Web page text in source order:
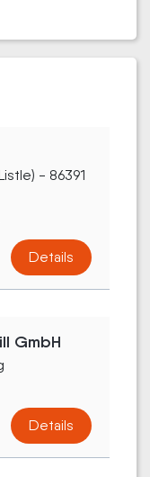
- 86391
Details
GmbH
Details